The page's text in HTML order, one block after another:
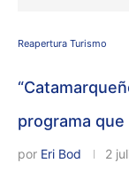
Reapertura Turismo
programa
por Eri Bod 2